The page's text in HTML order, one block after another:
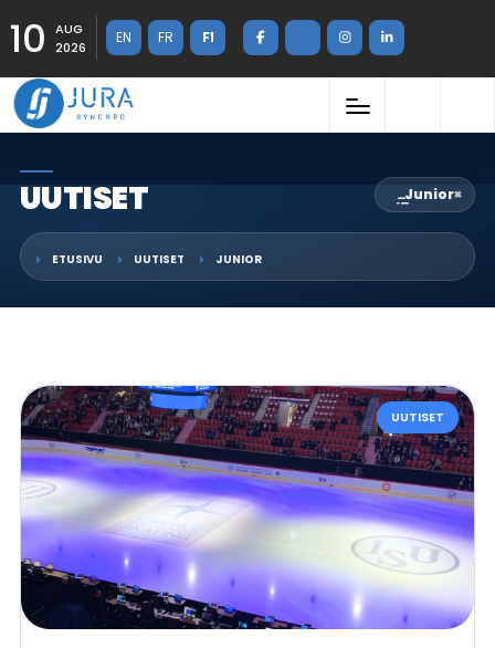
10
AUG
2026
EN FR FI
UUTISET Junior×
ETUSIVU UUTISET JUNIOR
UUTISET